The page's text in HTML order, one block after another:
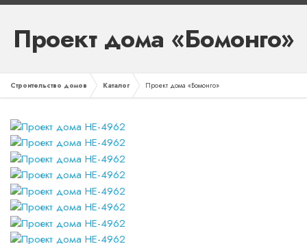
Проект дома «Бомонго»
Строительство домов Каталог Проект дома «Бомонго»